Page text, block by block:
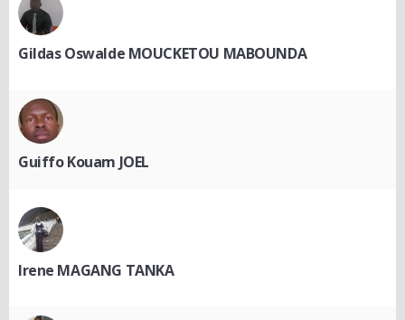
Gildas Oswalde MOUCKETOU MABOUNDA
Guiffo Kouam JOEL
Irene MAGANG TANKA